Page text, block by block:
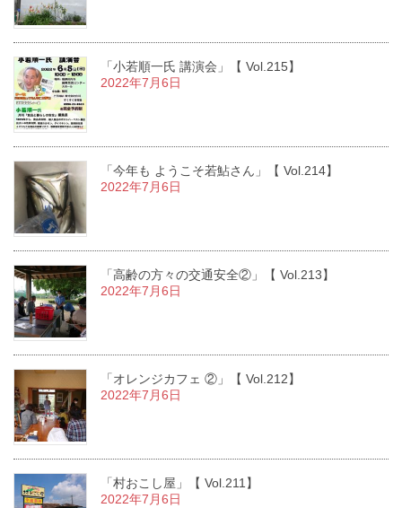
「小若順一氏 講演会」【 Vol.215】
2022年7月6日
「今年も ようこそ若鮎さん」【 Vol.214】
2022年7月6日
「高齢の方々の交通安全②」【 Vol.213】
2022年7月6日
「オレンジカフェ ②」【 Vol.212】
2022年7月6日
「村おこし屋」【 Vol.211】
2022年7月6日